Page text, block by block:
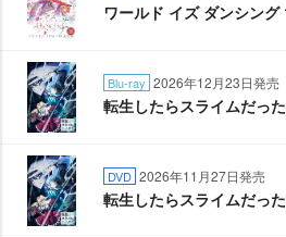
ワールド イズ ダンシング
Blu-ray 2026年12月23日発売
転生したらスライムだっ
DVD 2026年11月27日発売
転生したらスライムだっ